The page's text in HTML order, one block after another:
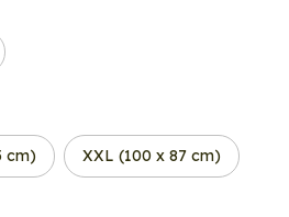
cm) XXL (100 x 87 cm)